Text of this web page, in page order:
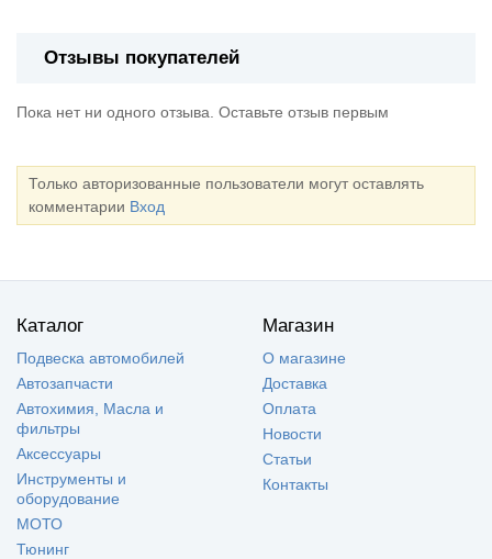
Отзывы покупателей
Пока нет ни одного отзыва. Оставьте отзыв первым
Только авторизованные пользователи могут оставлять
комментарии Вход
Каталог
Подвеска автомобилей
Автозапчасти
Автохимия, Масла и
фильтры
Аксессуары
Инструменты и
оборудование
МОТО
Тюнинг
Магазин
О магазине
Доставка
Оплата
Новости
Статьи
Контакты